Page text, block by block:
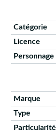
Catégorie
Licence
Personnage
Marque
Type
Particularité